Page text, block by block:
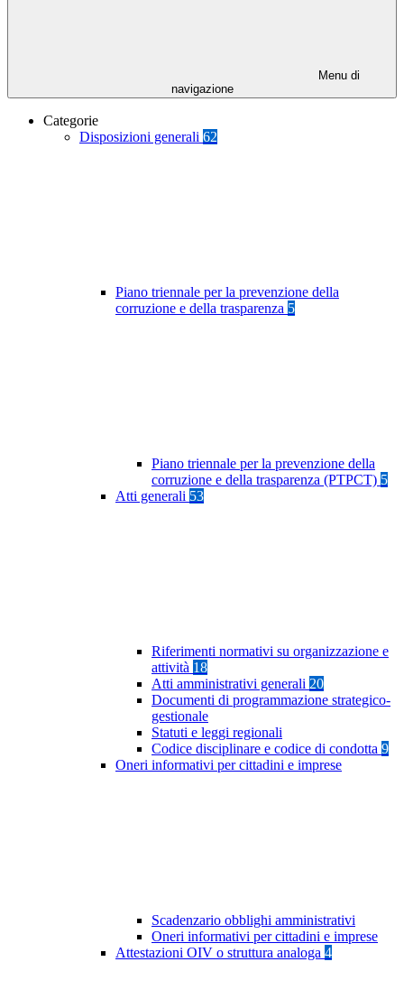
Menu di
navigazione
Categorie
Disposizioni generali 62
Piano triennale per la prevenzione della
corruzione e della trasparenza 5
Piano triennale per la prevenzione della
corruzione e della trasparenza (PTPCT) 5
Atti generali 53
Riferimenti normativi su organizzazione e
attività 18
Atti amministrativi generali 20
Documenti di programmazione strategico-
gestionale
Statuti e leggi regionali
Codice disciplinare e codice di condotta 9
Oneri informativi per cittadini e imprese
Scadenzario obblighi amministrativi
Oneri informativi per cittadini e imprese
Attestazioni OIV o struttura analoga 4